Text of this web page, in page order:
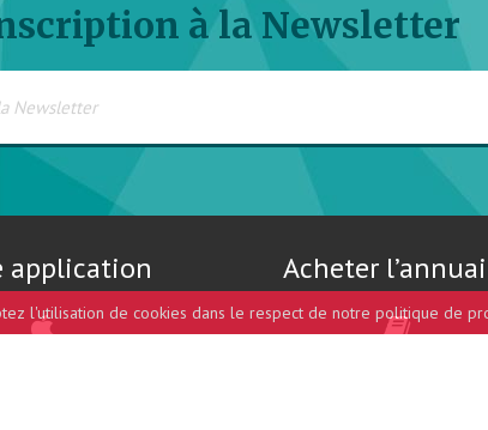
à la Newsletter
application Acheter
l'utilisation de cookies dans le respect de notre politique de